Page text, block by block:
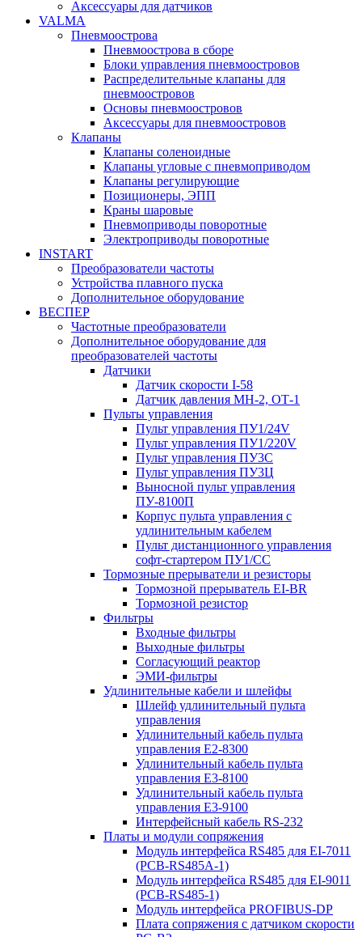
Аксессуары для датчиков
VALMA
Пневмоострова
Пневмоострова в сборе
Блоки управления пневмоостровов
Распределительные клапаны для
пневмоостровов
Основы пневмоостровов
Аксессуары для пневмоостровов
Клапаны
Клапаны соленоидные
Клапаны угловые с пневмоприводом
Клапаны регулирующие
Позиционеры, ЭПП
Краны шаровые
Пневмоприводы поворотные
Электроприводы поворотные
INSTART
Преобразователи частоты
Устройства плавного пуска
Дополнительное оборудование
ВЕСПЕР
Частотные преобразователи
Дополнительное оборудование для
преобразователей частоты
Датчики
Датчик скорости I-58
Датчик давления МН-2, ОТ-1
Пульты управления
Пульт управления ПУ1/24V
Пульт управления ПУ1/220V
Пульт управления ПУ3С
Пульт управления ПУ3Ц
Выносной пульт управления
ПУ-8100П
Корпус пульта управления с
удлинительным кабелем
Пульт дистанционного управления
софт-стартером ПУ1/СС
Тормозные прерыватели и резисторы
Тормозной прерыватель EI-BR
Тормозной резистор
Фильтры
Входные фильтры
Выходные фильтры
Согласующий реактор
ЭМИ-фильтры
Удлинительные кабели и шлейфы
Шлейф удлинительный пульта
управления
Удлинительный кабель пульта
управления Е2-8300
Удлинительный кабель пульта
управления Е3-8100
Удлинительный кабель пульта
управления Е3-9100
Интерфейсный кабель RS-232
Платы и модули сопряжения
Модуль интерфейса RS485 для EI-7011
(PCB-RS485A-1)
Модуль интерфейса RS485 для EI-9011
(PCB-RS485-1)
Модуль интерфейса PROFIBUS-DP
Плата сопряжения с датчиком скорости